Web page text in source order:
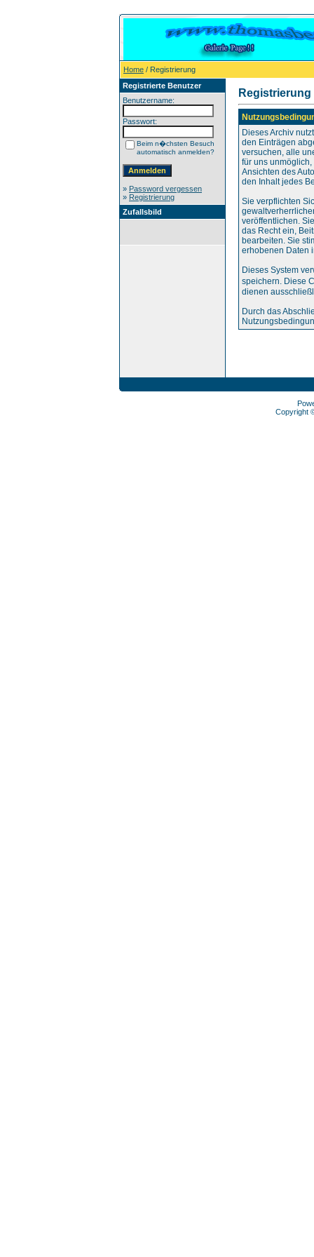
Home / Registrierung
Registrierte Benutzer
Benutzername:
Passwort:
Beim n�chsten Besuch
automatisch anmelden?
» Password vergessen
» Registrierung
Zufallsbild
Registrierung
Dieses Archiv
den Einträgen
versuchen, alle
für uns
Ansichten des
den Inhalt jedes
Sie verpflichten
veröffentlichen.
das Recht ein,
bearbeiten. Sie
erhobenen Daten
Dieses System
speichern. Diese
dienen
Durch das
Copyright